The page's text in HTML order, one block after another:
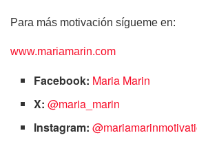
Para más motivación sígueme en:
www.mariamarin.com
Facebook: Maria Marin
X:@maria_marin
Instagram: